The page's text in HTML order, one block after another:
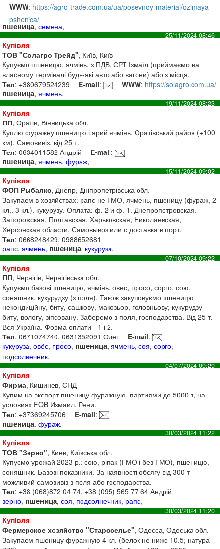
WWW: https://agro-trade.com.ua/ua/posevnoy-material/ozimaya-
pshenica/
пшеница,семена,
25/11/2024 08:46
Купівля
ТОВ "Солагро Трейд", Київ, Київ
Купуємо пшеницю, ячмінь, з ПДВ. СРТ Ізмаїл (приймаємо на
власному терміналі будь-які авто або вагони) або з місця.
Тел: +380679524239 E-mail: WWW: https://solagro.com.ua/
пшеница,ячмень,
19/11/2024 08:23
Купівля
ПП, Оратів, Вінницька обл.
Куплю фуражну пшеницю і ярий ячмінь. Оратівський район (+100
км). Самовивіз, від 25 т.
Тел: 0634011582 Андрій E-mail:
пшеница,ячмень,фураж,
15/11/2024 09:02
Купівля
ФОП Рыбалко, Днепр, Дніпропетрівська обл.
Закупаем в хозяйствах: рапс не ГМО, ячмень, пшеницу (фураж, 2
кл., 3 кл.), кукурузу. Оплата: ф. 2 и ф. 1. Днепропетровская,
Запорожская, Полтавская, Харьковская, Николаевская,
Херсонская области. Самовывоз или с доставка в порт.
Тел: 0668248429, 0988652681
рапс,ячмень, пшеница, кукуруза,
07/10/2024 09:22
Купівля
ПП, Чернігів, Чернігівська обл.
Купуємо базові пшеницю, ячмінь, овес, просо, сорго, сою,
соняшник. кукурудзу (з поля). Також закуповуємо пшеницю
некондиційну, биту, сашкову, макозьор, головньову; кукурудзу
биту, вологу, зіпсовану. Заберемо з поля, господарства. Від 25 т.
Вся Україна. Форма оплати - 1 і 2.
Тел: 0671074740, 0631352091 Олег E-mail:
кукуруза,овёс, просо, пшеница,ячмень,соя,сорго,
подсолнечник,
04/07/2024 09:29
Купівля
Фирма, Кишинев, СНД
Купим на экспорт пшеницу фуражную, партиями до 5000 т, на
условиях FOB Измаил, Рени.
Тел: +37369245706 E-mail:
пшеница,фураж,
30/03/2024 11:22
Купівля
ТОВ "Зерно", Киев, Київська обл.
Купуємо урожай 2023 р.: сою, ріпак (ГМО і без ГМО), пшеницю,
соняшник. Базові показники. За наявності обсягу від 300 т
можливий самовивіз з поля або господарства.
Тел: +38 (068)872 04 74, +38 (095) 565 77 64 Андрій
зерно, пшеница,соя, подсолнечник, рапс,
30/03/2024 11:20
Купівля
Фермерское хозяйство "Староселье", Одесса, Одеська обл.
Закупаем пшеницу фуражную 4 кл. (белок не ниже 10.5; натура